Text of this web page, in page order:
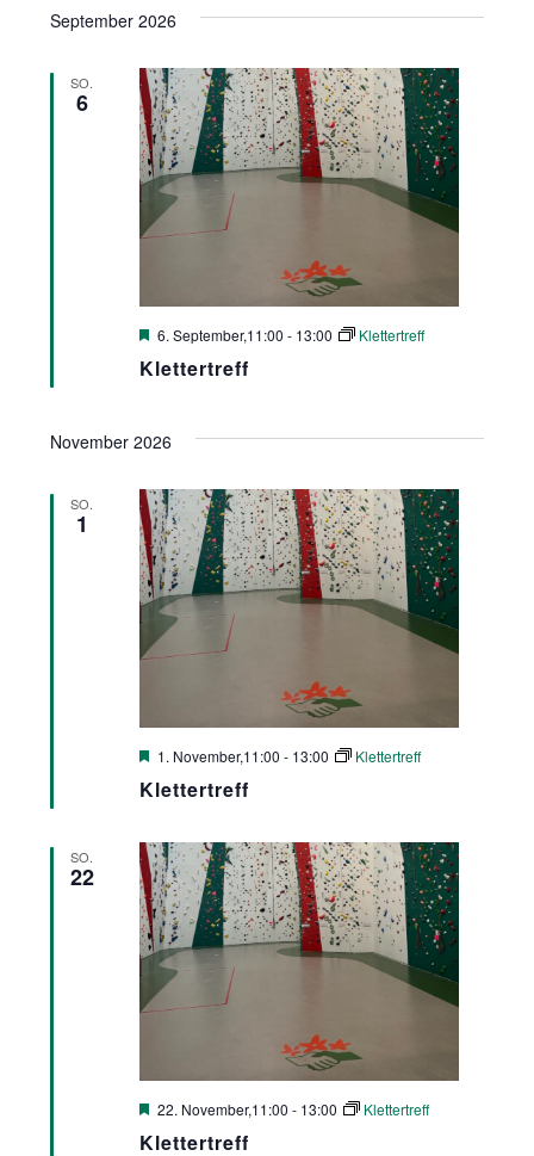
wählen.
September 2026
SO.
6
Klettertreff
Hervorgehoben
6. September,11:00 - 13:00 Klettertreff
November 2026
SO.
1
Klettertreff
Hervorgehoben
1. November,11:00 - 13:00 Klettertreff
SO.
22
Klettertreff
Hervorgehoben
22. November,11:00 - 13:00 Klettertreff